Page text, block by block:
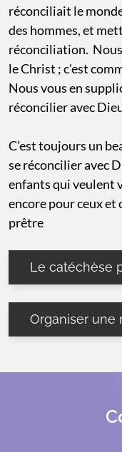
réconciliait le
des hommes, et
réconciliation. Nous
le Christ ; c’est
Nous vous en
réconcilier avec
C’est toujours un
se réconcilier avec
enfants qui veulent
encore pour ceux
prêtre
Le catéchèse
Organiser une